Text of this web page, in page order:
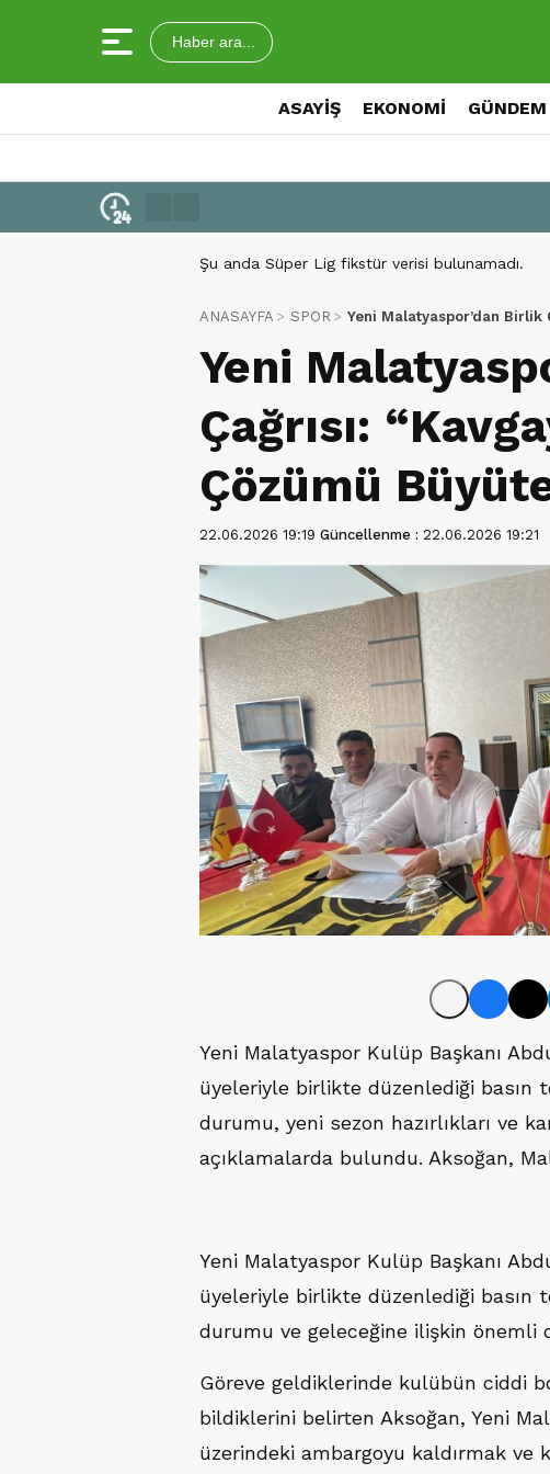
Haber ara...
ASAYİŞ EKONOMİ GÜNDEM
Şu anda Süper Lig fikstür verisi bulunamadı.
ANASAYFA SPOR Yeni Malatyaspor’dan Birlik
Yeni
Çağrısı:
Çözümü
22.06.2026 19:19 Güncellenme : 22.06.2026 19:21
Yeni Malatyaspor Kulüp Başkanı
üyeleriyle birlikte düzenlediği basın
durumu, yeni sezon hazırlıkları ve
açıklamalarda bulundu. Aksoğan,
Yeni Malatyaspor Kulüp Başkanı
üyeleriyle birlikte düzenlediği basın
durumu ve geleceğine ilişkin önemli
Göreve geldiklerinde kulübün ciddi
bildiklerini belirten Aksoğan, Yeni
üzerindeki ambargoyu kaldırmak ve